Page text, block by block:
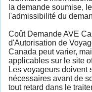
la demande soumise,
l'admissibilité du
Coût Demande AVE
d'Autorisation de
Canada peut varier,
applicables sur le site
Les voyageurs doivent
nécessaires avant de
tout retard dans le